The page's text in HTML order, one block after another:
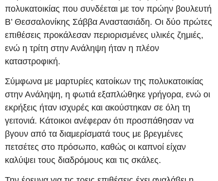
πολυκατοικίας που συνδέεται με τον πρώην βουλευτή
Β’ Θεσσαλονίκης Σάββα Αναστασιάδη. Οι δύο πρώτες
επιθέσεις προκάλεσαν περιορισμένες υλικές ζημιές,
ενώ η τρίτη στην Ανάληψη ήταν η πλέον
καταστροφική.
Σύμφωνα με μαρτυρίες κατοίκων της πολυκατοικίας
στην Ανάληψη, η φωτιά εξαπλώθηκε γρήγορα, ενώ οι
εκρήξεις ήταν ισχυρές και ακούστηκαν σε όλη τη
γειτονιά. Κάτοικοι ανέφεραν ότι προσπάθησαν να
βγουν από τα διαμερίσματά τους με βρεγμένες
πετσέτες στο πρόσωπο, καθώς οι καπνοί είχαν
καλύψει τους διαδρόμους και τις σκάλες.